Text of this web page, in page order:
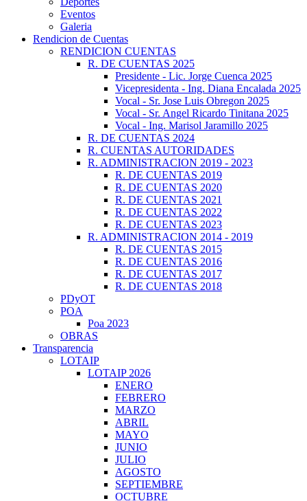
Eventos
Galeria
Rendicion de Cuentas
RENDICION CUENTAS
R. DE CUENTAS 2025
Presidente - Lic. Jorge Cuenca 2025
Vicepresidenta - Ing. Diana Encalada 2025
Vocal - Sr. Jose Luis Obregon 2025
Vocal - Sr. Angel Ricardo Tinitana 2025
Vocal - Ing. Marisol Jaramillo 2025
R. DE CUENTAS 2024
R. CUENTAS AUTORIDADES
R. ADMINISTRACION 2019 - 2023
R. DE CUENTAS 2019
R. DE CUENTAS 2020
R. DE CUENTAS 2021
R. DE CUENTAS 2022
R. DE CUENTAS 2023
R. ADMINISTRACION 2014 - 2019
R. DE CUENTAS 2015
R. DE CUENTAS 2016
R. DE CUENTAS 2017
R. DE CUENTAS 2018
PDyOT
POA
Poa 2023
OBRAS
Transparencia
LOTAIP
LOTAIP 2026
ENERO
FEBRERO
MARZO
ABRIL
MAYO
JUNIO
JULIO
AGOSTO
SEPTIEMBRE
OCTUBRE